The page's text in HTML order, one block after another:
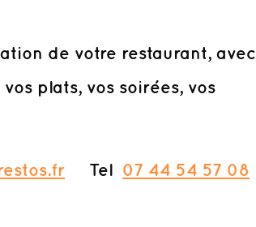
de votre restaurant, avec
plats, vos soirées, vos
Tel 07 44 54 57 08